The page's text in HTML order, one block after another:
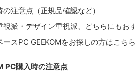
の注意点（正規品確認など）
視派・デザイン重視派、どちらにもお
ースPC GEEKOMをお探しの方はこちら
PC購入時の注意点